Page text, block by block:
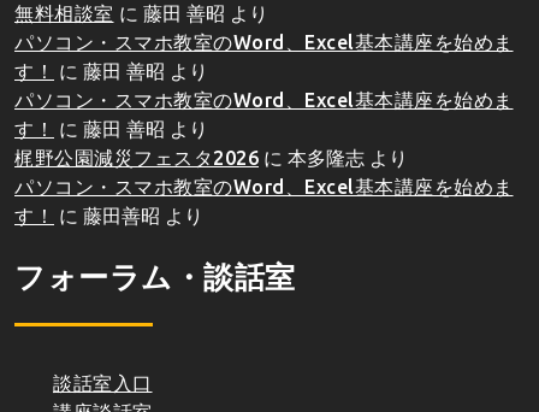
無料相談室 に 藤田 善昭 より
パソコン・スマホ教室のWord、Excel基本講座を始めま
す！
に 藤田 善昭 より
パソコン・スマホ教室のWord、Excel基本講座を始めま
す！
に 藤田 善昭 より
梶野公園減災フェスタ2026 に 本多隆志 より
パソコン・スマホ教室のWord、Excel基本講座を始めま
す！
に 藤田善昭 より
フォーラム・談話室
談話室入口